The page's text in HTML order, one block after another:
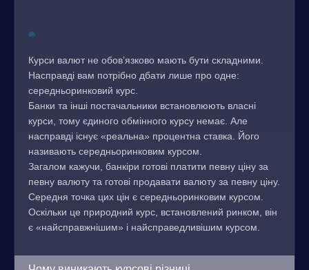
Курси валют не обов’язково мають бути складними.
Насправді вам потрібно дбати лише про одне:
середньоринковий курс.
Банки та інші постачальники встановлюють власні
курси, тому єдиного обмінного курсу немає. Але
насправді існує «реальна» процентна ставка. Його
називають середньоринковим курсом.
Загалом кажучи, банкіри готові платити певну ціну за
певну валюту та готові продавати валюту за певну ціну.
Середня точка цих цін є середньоринковим курсом.
Оскільки це природний курс, встановлений ринком, він
є «найсправжнішим» і найсправедливішим курсом.